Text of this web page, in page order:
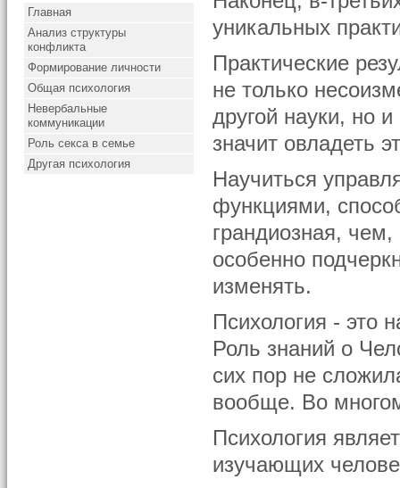
Главная
Анализ структуры
конфликта
Формирование личности
Общая психология
Невербальные
коммуникации
Роль секса в семье
Другая психология
уникальных
Практические
не только
другой науки, но
значит овладеть
Научиться
функциями,
грандиозная,
особенно
изменять.
Психология - это
Роль знаний о
сих пор не
вообще. Во
Психология
изучающих